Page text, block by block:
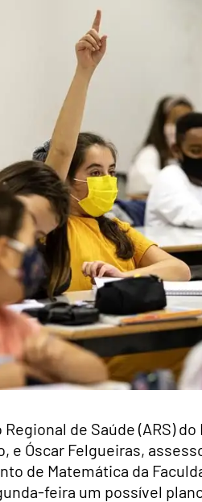
de Saúde (ARS)
e Óscar Felgueiras,
de Matemática da
feira um possível